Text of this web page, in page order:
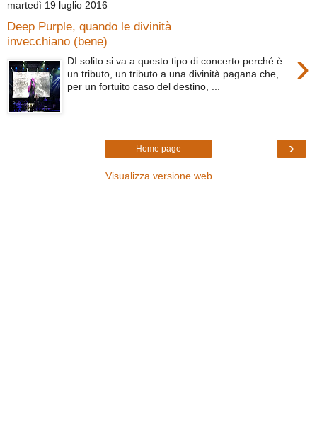
martedì 19 luglio 2016
Deep Purple, quando le divinità
invecchiano (bene)
›
DI solito si va a questo tipo di concerto perché è
un tributo, un tributo a una divinità pagana che,
per un fortuito caso del destino, ...
›
Home page
Visualizza versione web